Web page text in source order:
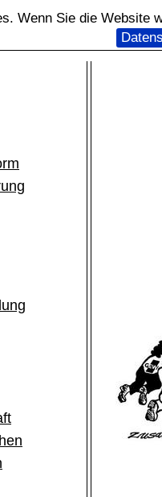
Wenn Sie die Website